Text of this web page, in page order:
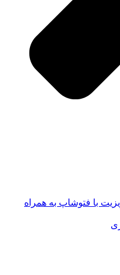
با فتوشاپ به همراه